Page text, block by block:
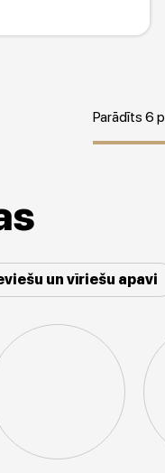
Parādīts 6
un vīriešu apavi